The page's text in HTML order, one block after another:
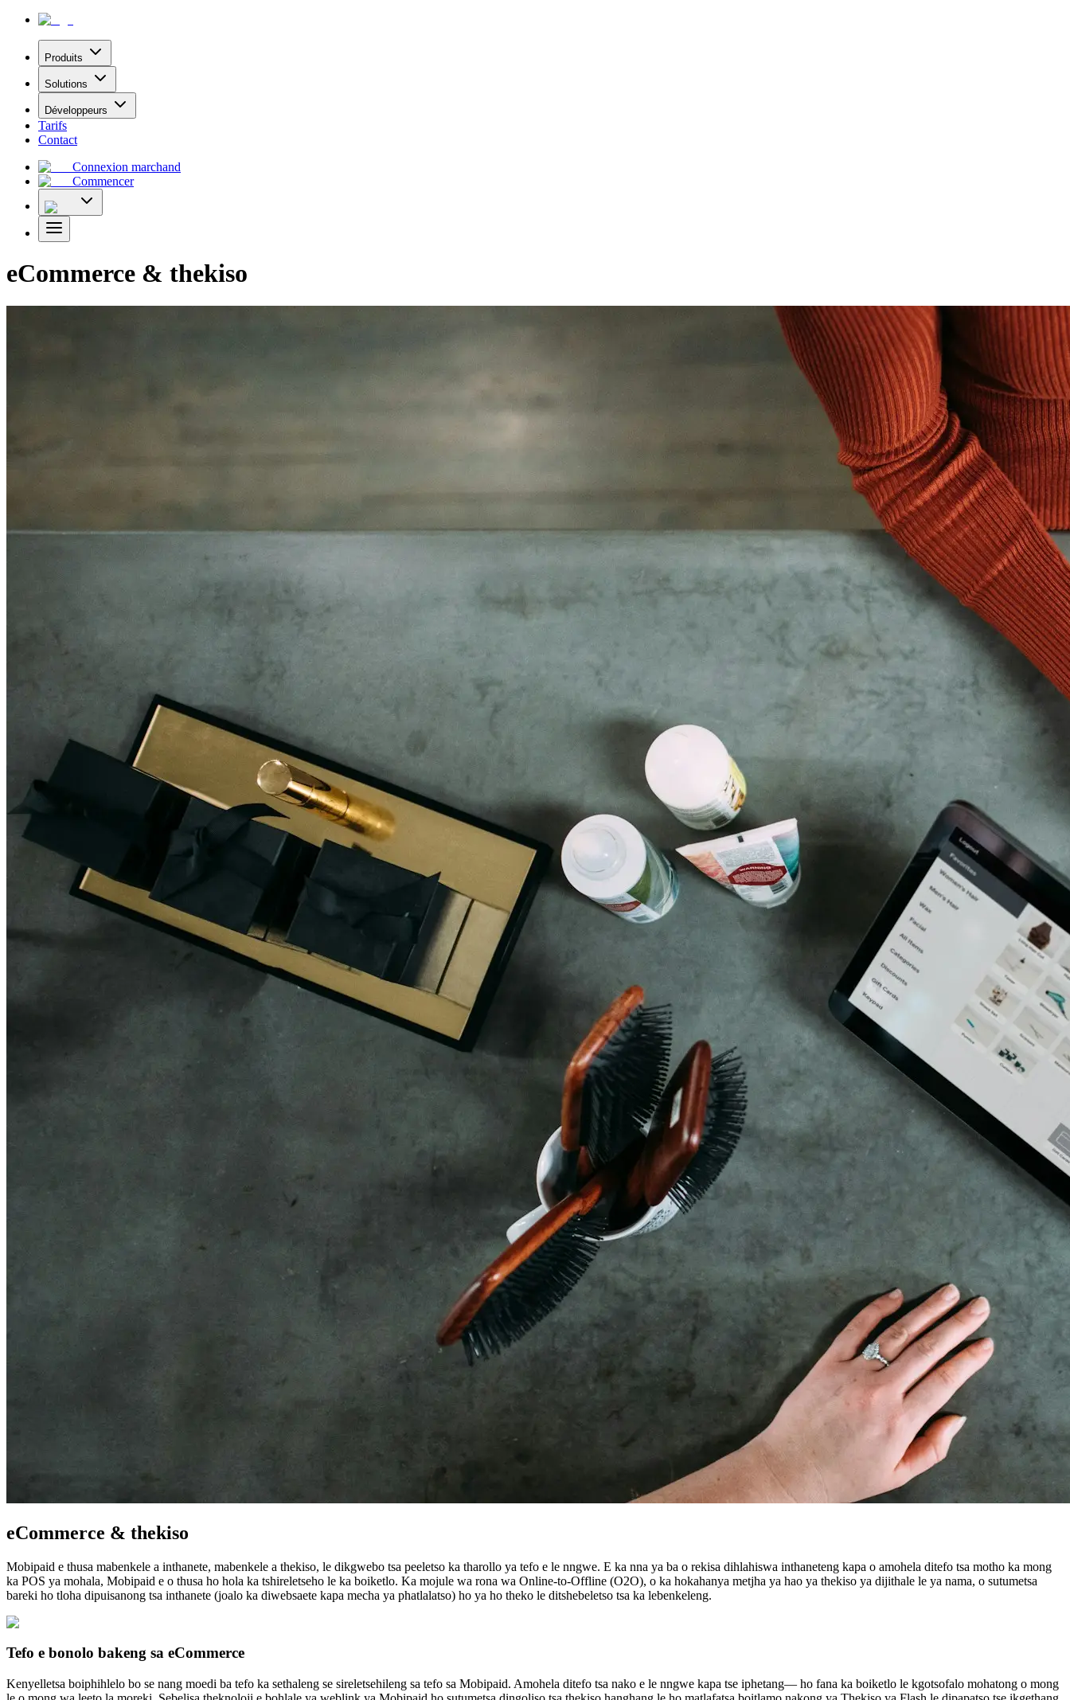
Produits
Solutions
Développeurs
Tarifs
Contact
Connexion marchand
Commencer
eCommerce & thekiso
eCommerce & thekiso
Mobipaid e thusa mabenkele a inthanete, mabenkele a thekiso, le dikgwebo tsa peeletso ka tharollo ya tefo e le nngwe. E ka nna ya ba o rekisa dihlahiswa inthaneteng kapa o amohela ditefo tsa motho ka mong
ka POS ya mohala, Mobipaid e o thusa ho hola ka tshireletseho le ka boiketlo. Ka mojule wa rona wa Online-to-Offline (O2O), o ka hokahanya metjha ya hao ya thekiso ya dijithale le ya nama, o sutumetsa
bareki ho tloha dipuisanong tsa inthanete (joalo ka diwebsaete kapa mecha ya phatlalatso) ho ya ho theko le ditshebeletso tsa ka lebenkeleng.
Tefo e bonolo bakeng sa eCommerce
Kenyelletsa boiphihlelo bo se nang moedi ba tefo ka sethaleng se sireletsehileng sa tefo sa Mobipaid. Amohela ditefo tsa nako e le nngwe kapa tse iphetang— ho fana ka boiketlo le kgotsofalo mohatong o mong